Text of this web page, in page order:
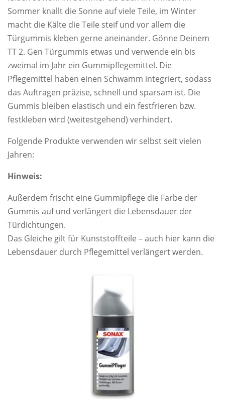
Sommer knallt die Sonne auf viele Teile, im Winter
macht die Kälte die Teile steif und vor allem die
Türgummis kleben gerne aneinander. Gönne Deinem
TT 2. Gen Türgummis etwas und verwende ein bis
zweimal im Jahr ein Gummipflegemittel. Die
Pflegemittel haben einen Schwamm integriert, sodass
das Auftragen präzise, schnell und sparsam ist. Die
Gummis bleiben elastisch und ein festfrieren bzw.
festkleben wird (weitestgehend) verhindert.
Folgende Produkte verwenden wir selbst seit vielen
Jahren:
Hinweis:
Außerdem frischt eine Gummipflege die Farbe der
Gummis auf und verlängert die Lebensdauer der
Türdichtungen.
Das Gleiche gilt für Kunststoffteile – auch hier kann die
Lebensdauer durch Pflegemittel verlängert werden.